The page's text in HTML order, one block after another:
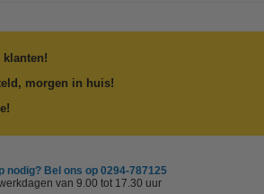
klanten!
morgen in huis!
nodig? Bel ons op 0294-787125
van 9.00 tot 17.30 uur